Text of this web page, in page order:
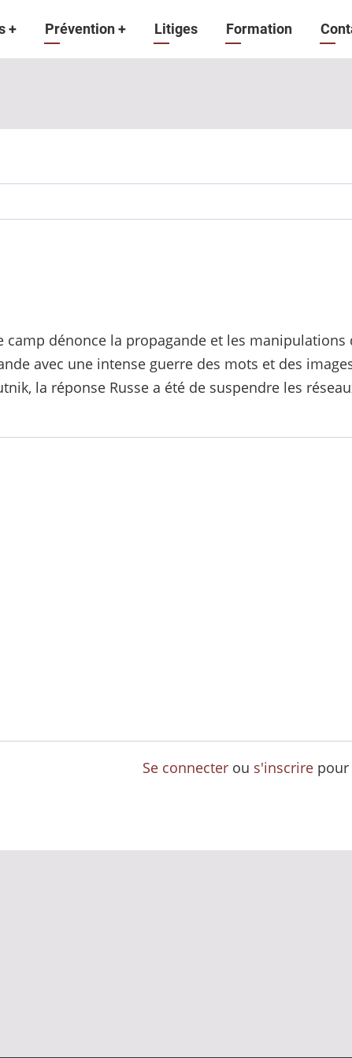
+ Prévention+ Litiges Formation
camp dénonce la propagande et les
avec une intense guerre des mots et des
la réponse Russe a été de suspendre les
Se connecter ou s'inscrire